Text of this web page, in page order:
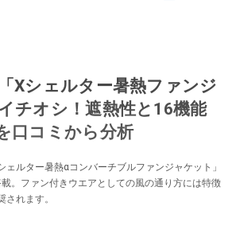
Xシェルター暑熱ファンジ
チオシ！遮熱性と16機能
口コミから分析
ェルター暑熱αコンバーチブルファンジャケット」
。ファン付きウエアとしての風の通り方には特徴
れます。